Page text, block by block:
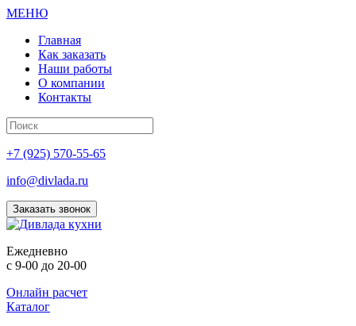
МЕНЮ
Главная
Как заказать
Наши работы
О компании
Контакты
+7 (925) 570-55-65
info@divlada.ru
Заказать звонок
Ежедневно
с 9-00 до 20-00
Онлайн расчет
Каталог